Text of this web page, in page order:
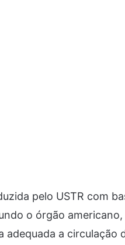
pelo USTR com
o órgão
a circulação